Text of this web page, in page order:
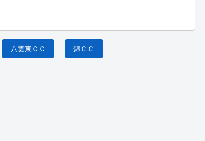
八雲東ＣＣ 錦ＣＣ